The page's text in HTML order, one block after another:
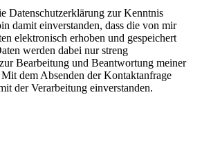
Datenschutzerklärung zur Kenntnis
damit einverstanden, dass die von mir
elektronisch erhoben und gespeichert
werden dabei nur streng
Bearbeitung und Beantwortung meiner
dem Absenden der Kontaktanfrage
der Verarbeitung einverstanden.